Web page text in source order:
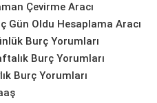
Çevirme Aracı
Gün Oldu Hesaplama Aracı
Burç Yorumları
Burç Yorumları
Burç Yorumları